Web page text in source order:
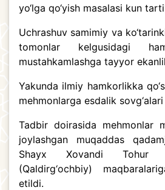
yo‘lga qo‘yish masalasi kun
Uchrashuv samimiy va
tomonlar kelgusidagi
mustahkamlashga tayyor
Yakunda ilmiy hamkorlikka
mehmonlarga esdalik
Tadbir doirasida mehmonlar
joylashgan muqaddas
Shayx Xovandi Tohur
(Qaldirg‘ochbiy)
etildi.